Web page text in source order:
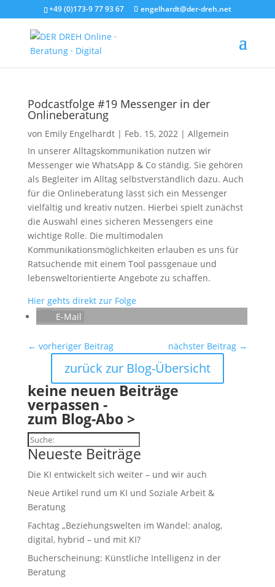
+49 (0)173-9 77 93 67 engelhardt@der-dreh.net
Podcastfolge #19 Messenger in der
Onlineberatung
von Emily Engelhardt| Feb. 15, 2022| Allgemein
In unserer Alltagskommunikation nutzen wir
Messenger wie WhatsApp & Co ständig. Sie gehören
als Begleiter im Alltag selbstverständlich dazu. Auch
für die Onlineberatung lässt sich ein Messenger
vielfältig und kreativ nutzen. Hierbei spielt zunächst
die Auswahl eines sicheren Messengers eine
wichtige Rolle. Die multimodalen
Kommunikationsmöglichkeiten erlauben es uns für
Ratsuchende mit einem Tool passgenaue und
lebensweltorientierte Angebote zu schaffen.
Hier gehts direkt zur Folge
E-Mail
← vorheriger Beitrag nächster Beitrag →
zurück zur Blog-Übersicht
keine neuen Beiträge
verpassen -
zum Blog-Abo >
Suchen
Neueste Beiträge
Die KI entwickelt sich weiter – und wir auch
Neue Artikel rund um KI und Soziale Arbeit &
Beratung
Fachtag „Beziehungswelten im Wandel: analog,
digital, hybrid – und mit KI?
Bucherscheinung: Künstliche Intelligenz in der
Beratung